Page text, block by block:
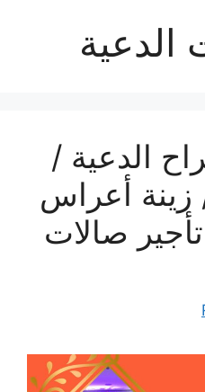
الدعية
الدعية /
/ زينة أعراس
صالات